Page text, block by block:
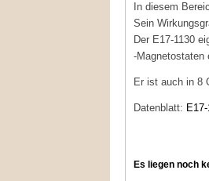
In diesem
Sein
Der E17-1130
-Magnetostaten
Er ist auch in 8
Datenblatt:
Es liegen noch